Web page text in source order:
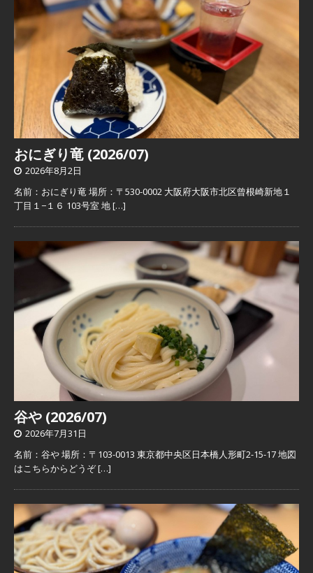
おにぎり竜 (2026/07)
2026年8月2日
名前：おにぎり竜 場所：〒530-0002 大阪府大阪市北区曾根崎新地１
丁目１−１６ 103号室 地[…]
谷や (2026/07)
2026年7月31日
名前：谷や 場所：〒103-0013 東京都中央区日本橋人形町2-15-17 地図
はこちらからどうぞ[…]